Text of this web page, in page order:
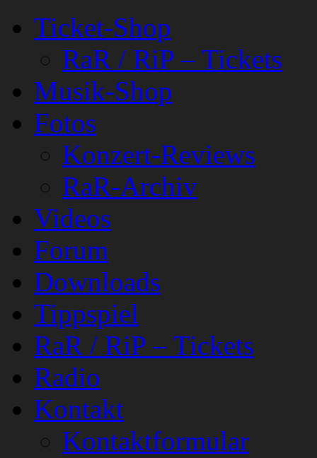
Ticket-Shop
RaR / RiP – Tickets
Musik-Shop
Fotos
Konzert-Reviews
RaR-Archiv
Videos
Forum
Downloads
Tippspiel
RaR / RiP – Tickets
Radio
Kontakt
Kontaktformular